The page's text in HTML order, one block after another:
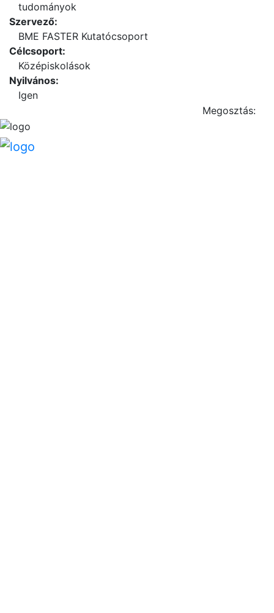
tudományok
Szervező:
BME FASTER Kutatócsoport
Célcsoport:
Középiskolások
Nyilvános:
Igen
Megosztás: